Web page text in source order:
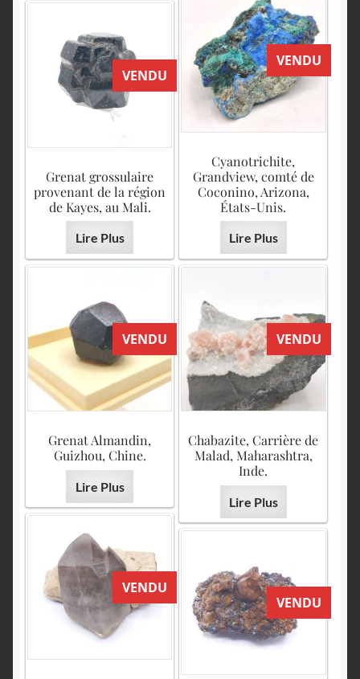
VENDU
Cyanotrichite,
Grandview, comté de
Coconino, Arizona,
États-Unis.
Lire Plus
VENDU
Grenat grossulaire
provenant de la région
de Kayes, au Mali.
Lire Plus
VENDU
Grenat Almandin,
Guizhou, Chine.
Lire Plus
VENDU
Chabazite, Carrière de
Malad, Maharashtra,
Inde.
Lire Plus
VENDU
VENDU